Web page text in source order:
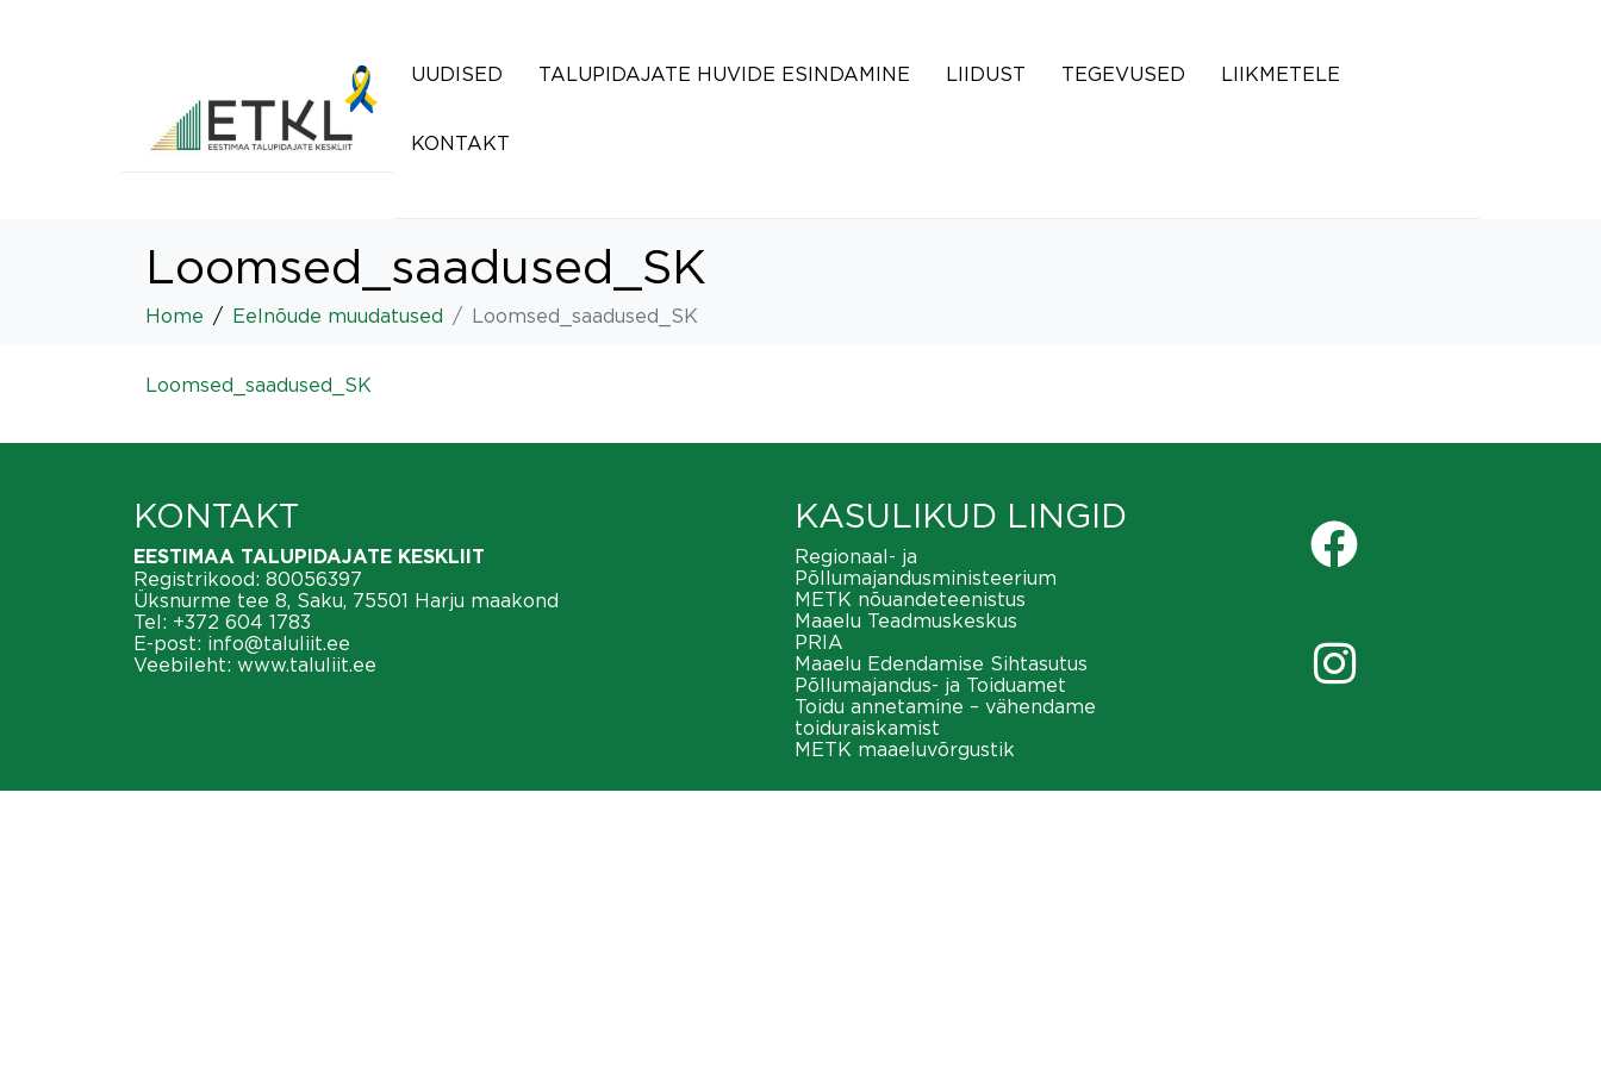
UUDISED TALUPIDAJATE HUVIDE ESINDAMINE LIIDUST TEGEVUSED LIIKMETELE
KONTAKT
Loomsed_saadused_SK
Home Eelnõude muudatused Loomsed_saadused_SK
Loomsed_saadused_SK
KONTAKT
EESTIMAA TALUPIDAJATE KESKLIIT
Registrikood: 80056397
Üksnurme tee 8, Saku, 75501 Harju maakond
Tel: +372 604 1783
E-post: info@taluliit.ee
Veebileht: www.taluliit.ee
KASULIKUD LINGID
Regionaal- ja
Põllumajandusministeerium
METK nõuandeteenistus
Maaelu Teadmuskeskus
PRIA
Maaelu Edendamise Sihtasutus
Põllumajandus- ja Toiduamet
Toidu annetamine – vähendame
toiduraiskamist
METK maaeluvõrgustik